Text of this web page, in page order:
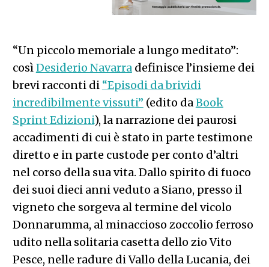
“Un piccolo memoriale a lungo meditato”:
cosìDesiderio Navarradefinisce l’insieme dei
brevi racconti di “Episodi da brividi
incredibilmente vissuti” (edito daBook
Sprint Edizioni), la narrazione dei paurosi
accadimenti di cui è stato in parte testimone
diretto e in parte custode per conto d’altri
nel corso della sua vita. Dallo spirito di fuoco
dei suoi dieci anni veduto a Siano, presso il
vigneto che sorgeva al termine del vicolo
Donnarumma, al minaccioso zoccolio ferroso
udito nella solitaria casetta dello zio Vito
Pesce, nelle radure di Vallo della Lucania, dei